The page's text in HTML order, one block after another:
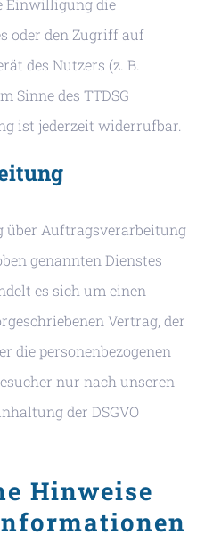
Einwilligung die
oder den Zugriff auf
des Nutzers (z. B.
Sinne des TTDSG
ist jederzeit widerrufbar.
über Auftragsverarbeitung
genannten Dienstes
es sich um einen
Vertrag, der
die personenbezogenen
nur nach unseren
der DSGVO
Hinweise